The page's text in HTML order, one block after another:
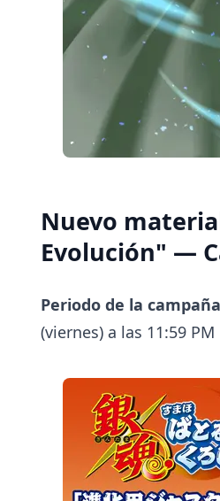
Nuevo
Evolución" —
Periodo de la
(viernes) a las 11:59 PM